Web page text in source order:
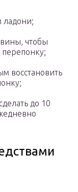
ладони;
чтобы
перепонку;
восстановить
до 10